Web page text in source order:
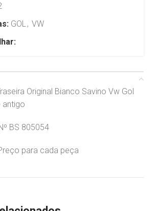
GOL, VW
Original Bianco Savino Vw Gol
BS 805054
para cada peça